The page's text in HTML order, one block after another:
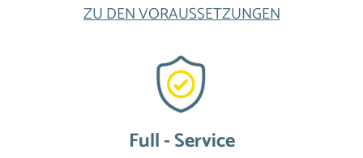
ZU DEN VORAUSSETZUNGEN
Full - Service